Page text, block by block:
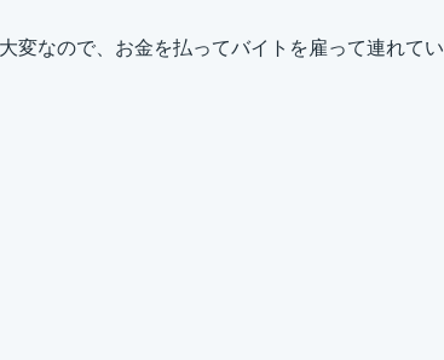
変なので、お金を払ってバイトを雇って連れてい